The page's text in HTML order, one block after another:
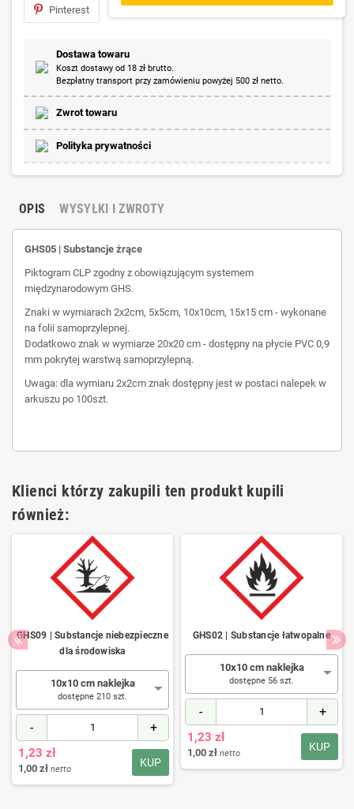
Pinterest
Dostawa towaru
Koszt dostawy od 18 zł brutto.
Bezpłatny transport przy zamówieniu powyżej 500 zł netto.
Zwrot towaru
Polityka prywatności
OPIS WYSYŁKI I ZWROTY
GHS05 | Substancje żrące
Piktogram CLP zgodny z obowiązującym systemem
międzynarodowym GHS.
Znaki w wymiarach 2x2cm, 5x5cm, 10x10cm, 15x15 cm - wykonane
na folii samoprzylepnej.
Dodatkowo znak w wymiarze 20x20 cm - dostępny na płycie PVC 0,9
mm pokrytej warstwą samoprzylepną.
Uwaga: dla wymiaru 2x2cm znak dostępny jest w postaci nalepek w
arkuszu po 100szt.
Klienci którzy zakupili ten produkt kupili
również:
GHS09 | Substancje niebezpieczne
dla środowiska
10x10 cm naklejka
dostępne 210 szt.
- +
KUP
1,23 zł
1,00 zł netto
GHS02 | Substancje łatwopalne
10x10 cm naklejka
dostępne 56 szt.
- +
KUP
1,23 zł
1,00 zł netto